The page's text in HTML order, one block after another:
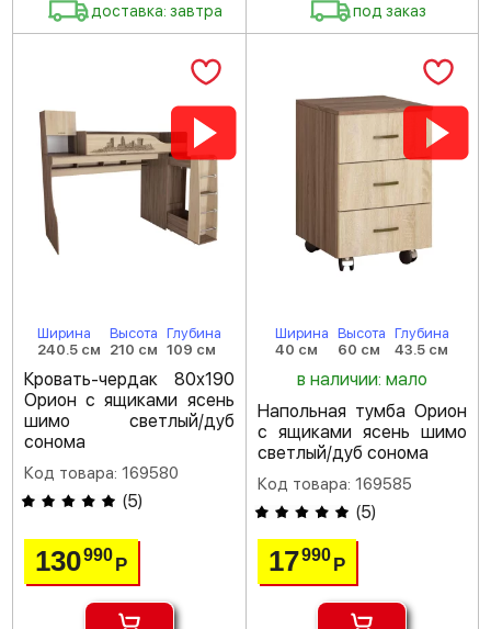
доставка: завтра под заказ
Ширина
240.5 см
Высота
210 см
Глубина
109 см
Кровать-чердак 80х190
Орион с ящиками ясень
шимо светлый/дуб
сонома
Код товара: 169580
(5)
130990Р
Ширина
40 см
Высота
60 см
Глубина
43.5 см
в наличии: мало
Напольная тумба Орион
с ящиками ясень шимо
светлый/дуб сонома
Код товара: 169585
(5)
17990 Р